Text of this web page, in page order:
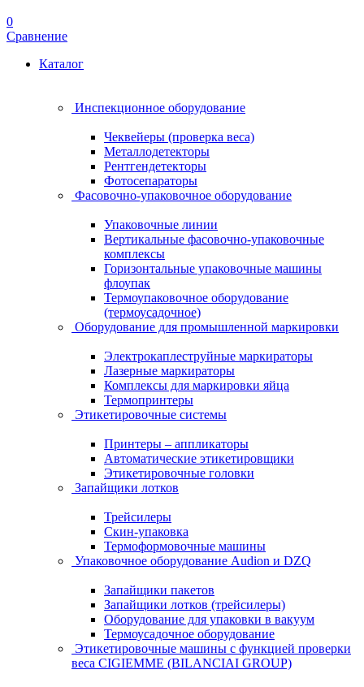
0
Сравнение
Каталог
Инспекционное оборудование
Чеквейеры (проверка веса)
Металлодетекторы
Рентгендетекторы
Фотосепараторы
Фасовочно-упаковочное оборудование
Упаковочные линии
Вертикальные фасовочно-упаковочные
комплексы
Горизонтальные упаковочные машины
флоупак
Термоупаковочное оборудование
(термоусадочное)
Оборудование для промышленной маркировки
Электрокаплеструйные маркираторы
Лазерные маркираторы
Комплексы для маркировки яйца
Термопринтеры
Этикетировочные системы
Принтеры – аппликаторы
Автоматические этикетировщики
Этикетировочные головки
Запайщики лотков
Трейсилеры
Скин-упаковка
Термоформовочные машины
Упаковочное оборудование Audion и DZQ
Запайщики пакетов
Запайщики лотков (трейсилеры)
Оборудование для упаковки в вакуум
Термоусадочное оборудование
Этикетировочные машины с функцией проверки
веса CIGIEMME (BILANCIAI GROUP)